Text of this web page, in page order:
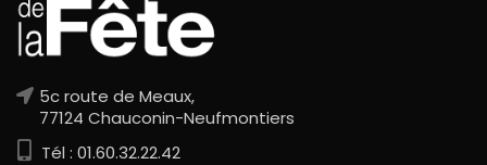
5c route de Meaux,
77124 Chauconin-Neufmontiers
Tél : 01.60.32.22.42